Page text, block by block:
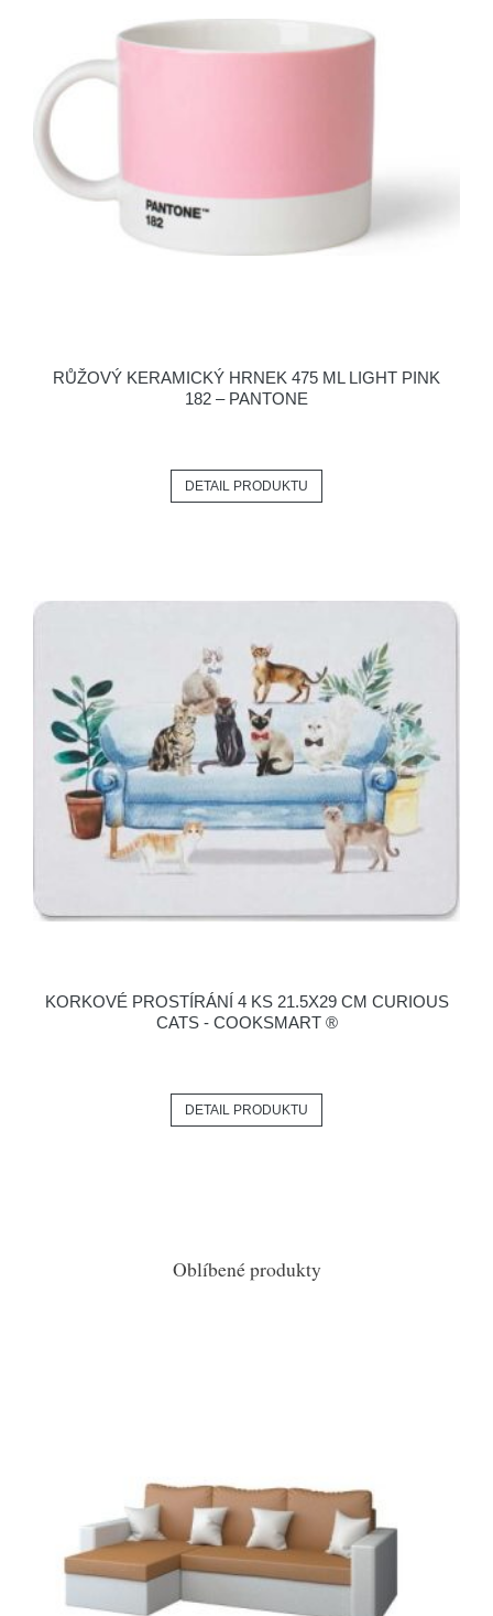
RŮŽOVÝ KERAMICKÝ HRNEK 475 ML LIGHT PINK
182 – PANTONE
DETAIL PRODUKTU
KORKOVÉ PROSTÍRÁNÍ 4 KS 21.5X29 CM CURIOUS
CATS - COOKSMART ®
DETAIL PRODUKTU
Oblíbené produkty